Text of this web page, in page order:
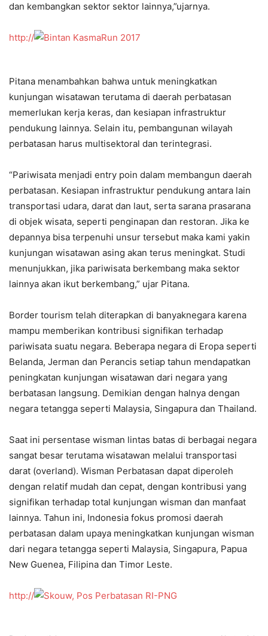
dan kembangkan sektor sektor lainnya,”ujarnya.
http://
Pitana menambahkan bahwa untuk meningkatkan
kunjungan wisatawan terutama di daerah perbatasan
memerlukan kerja keras, dan kesiapan infrastruktur
pendukung lainnya. Selain itu, pembangunan wilayah
perbatasan harus multisektoral dan terintegrasi.
“Pariwisata menjadi entry poin dalam membangun daerah
perbatasan. Kesiapan infrastruktur pendukung antara lain
transportasi udara, darat dan laut, serta sarana prasarana
di objek wisata, seperti penginapan dan restoran. Jika ke
depannya bisa terpenuhi unsur tersebut maka kami yakin
kunjungan wisatawan asing akan terus meningkat. Studi
menunjukkan, jika pariwisata berkembang maka sektor
lainnya akan ikut berkembang,” ujar Pitana.
Border tourism telah diterapkan di banyaknegara karena
mampu memberikan kontribusi signifikan terhadap
pariwisata suatu negara. Beberapa negara di Eropa seperti
Belanda, Jerman dan Perancis setiap tahun mendapatkan
peningkatan kunjungan wisatawan dari negara yang
berbatasan langsung. Demikian dengan halnya dengan
negara tetangga seperti Malaysia, Singapura dan Thailand.
Saat ini persentase wisman lintas batas di berbagai negara
sangat besar terutama wisatawan melalui transportasi
darat (overland). Wisman Perbatasan dapat diperoleh
dengan relatif mudah dan cepat, dengan kontribusi yang
signifikan terhadap total kunjungan wisman dan manfaat
lainnya. Tahun ini, Indonesia fokus promosi daerah
perbatasan dalam upaya meningkatkan kunjungan wisman
dari negara tetangga seperti Malaysia, Singapura, Papua
New Guenea, Filipina dan Timor Leste.
http://